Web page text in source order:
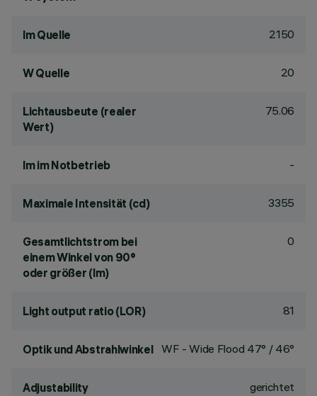
lm Quelle 2150
W Quelle 20
Lichtausbeute (realer
Wert)
75.06
lm im Notbetrieb -
Maximale Intensität (cd) 3355
Gesamtlichtstrom bei
einem Winkel von 90°
oder größer (lm)
0
Light output ratio (LOR) 81
Optik und Abstrahlwinkel WF - Wide Flood 47° / 46°
Adjustability gerichtet